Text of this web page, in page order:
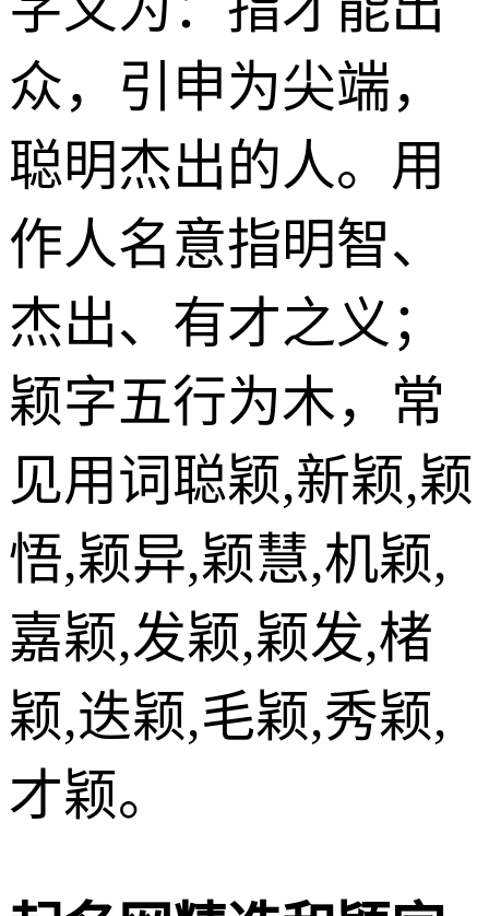
众，引申为尖端，
聪明杰出的人。用
作人名意指明智、
杰出、有才之义；
颖字五行为木，常
见用词聪颖,新颖,颖
悟,颖异,颖慧,机颖,
嘉颖,发颖,颖发,楮
颖,迭颖,毛颖,秀颖,
才颖。